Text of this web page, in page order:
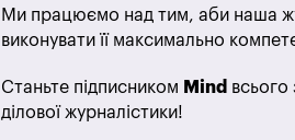
Ми працюємо над тим, аби наша
виконувати її максимально
Станьте підписником Mind всього
ділової журналістики!